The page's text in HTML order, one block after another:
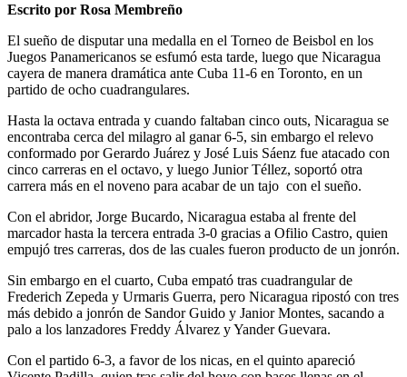
Escrito por Rosa Membreño
El sueño de disputar una medalla en el Torneo de Beisbol en los
Juegos Panamericanos se esfumó esta tarde, luego que Nicaragua
cayera de manera dramática ante Cuba 11-6 en Toronto, en un
partido de ocho cuadrangulares.
Hasta la octava entrada y cuando faltaban cinco outs, Nicaragua se
encontraba cerca del milagro al ganar 6-5, sin embargo el relevo
conformado por Gerardo Juárez y José Luis Sáenz fue atacado con
cinco carreras en el octavo, y luego Junior Téllez, soportó otra
carrera más en el noveno para acabar de un tajo con el sueño.
Con el abridor, Jorge Bucardo, Nicaragua estaba al frente del
marcador hasta la tercera entrada 3-0 gracias a Ofilio Castro, quien
empujó tres carreras, dos de las cuales fueron producto de un jonrón.
Sin embargo en el cuarto, Cuba empató tras cuadrangular de
Frederich Zepeda y Urmaris Guerra, pero Nicaragua ripostó con tres
más debido a jonrón de Sandor Guido y Janior Montes, sacando a
palo a los lanzadores Freddy Álvarez y Yander Guevara.
Con el partido 6-3, a favor de los nicas, en el quinto apareció